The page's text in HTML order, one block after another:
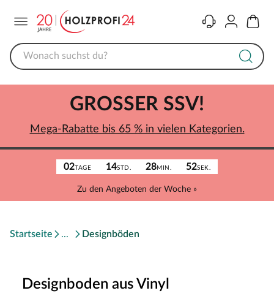
KontaktKonto
02TAGE 14STD. 28MIN. 52SEK.
Zu den Angeboten der Woche »
GROSSER SSV!
Mega-Rabatte bis 65 % in vielen Kategorien.
Startseite Designböden
Designboden aus Vinyl